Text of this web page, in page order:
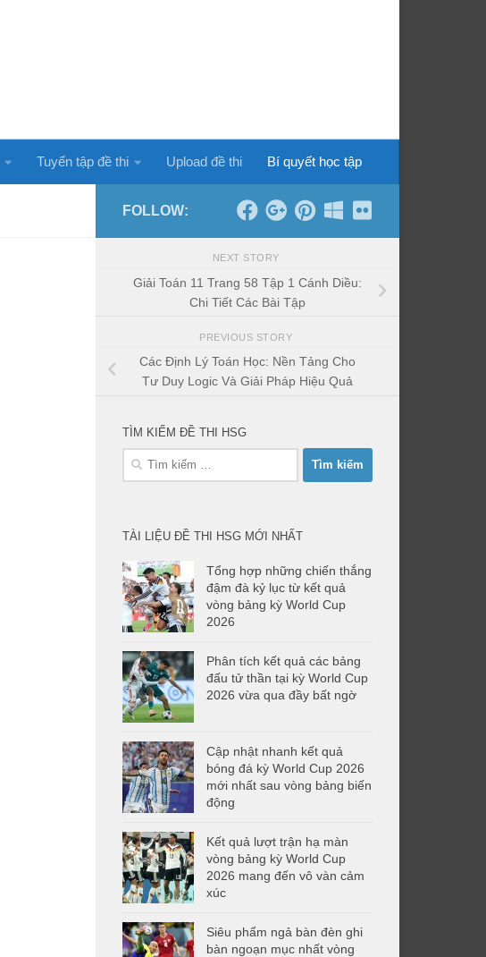
Tuyển tập đề thi Upload đề thi Bí quyết học tập
FOLLOW:
NEXT STORY
Giải Toán 11 Trang 58 Tập 1 Cánh Diều:
Chi Tiết Các Bài Tập
PREVIOUS STORY
Các Định Lý Toán Học: Nền Tảng Cho
Tư Duy Logic Và Giải Pháp Hiệu Quả
TÌM KIẾM ĐỀ THI HSG
Tìm
TÀI LIỆU ĐỀ THI HSG MỚI NHẤT
Tổng hợp những chiến thắng
đậm đà kỷ lục từ kết quả
vòng bảng kỳ World Cup
2026
Phân tích kết quả các bảng
đấu tử thần tại kỳ World Cup
2026 vừa qua đầy bất ngờ
Cập nhật nhanh kết quả
bóng đá kỳ World Cup 2026
mới nhất sau vòng bảng biến
động
Kết quả lượt trận hạ màn
vòng bảng kỳ World Cup
2026 mang đến vô vàn cảm
xúc
Siêu phẩm ngả bàn đèn ghi
bàn ngoạn mục nhất vòng